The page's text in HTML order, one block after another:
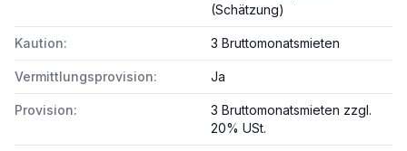
(Schätzung)
Kaution: 3 Bruttomonatsmieten
Vermittlungsprovision: Ja
Provision:
3 Bruttomonatsmieten zzgl.
20% USt.